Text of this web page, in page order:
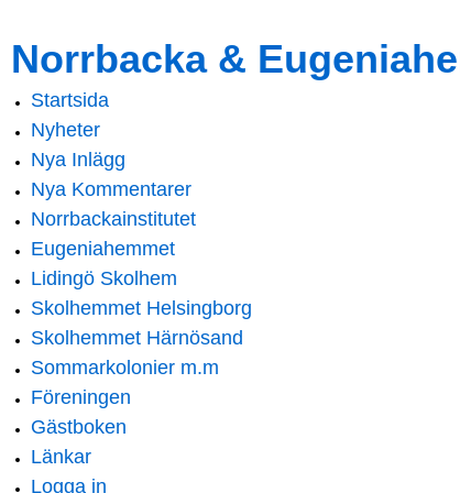
main
content
navigation
Norrbacka &
Main menu
Startsida
Nyheter
Nya Inlägg
Nya Kommentarer
Norrbackainstitutet
Eugeniahemmet
Lidingö Skolhem
Skolhemmet Helsingborg
Skolhemmet Härnösand
Sommarkolonier m.m
Föreningen
Gästboken
Länkar
Logga in